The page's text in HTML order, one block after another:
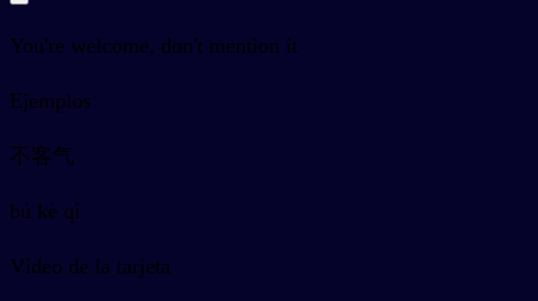
You're welcome, don't mention it
Ejemplos
不客气
bú kè qì
Vídeo de la tarjeta